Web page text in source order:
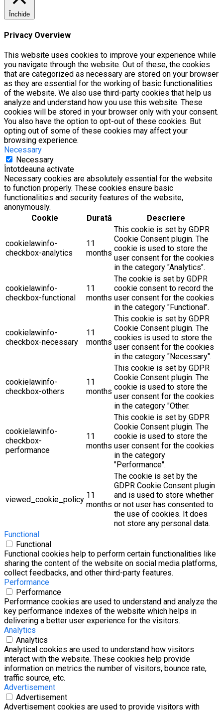
Închide
Privacy Overview
This website uses cookies to improve your experience while
you navigate through the website. Out of these, the cookies
that are categorized as necessary are stored on your browser
as they are essential for the working of basic functionalities
of the website. We also use third-party cookies that help us
analyze and understand how you use this website. These
cookies will be stored in your browser only with your consent.
You also have the option to opt-out of these cookies. But
opting out of some of these cookies may affect your
browsing experience.
Necessary
Necessary
Întotdeauna activate
Necessary cookies are absolutely essential for the website
to function properly. These cookies ensure basic
functionalities and security features of the website,
anonymously.
Cookie
Durată Descriere
cookielawinfo-
checkbox-analytics
11
months
This cookie is set by GDPR
Cookie Consent plugin. The
cookie is used to store the
user consent for the cookies
in the category "Analytics".
cookielawinfo-
checkbox-functional
11
months
The cookie is set by GDPR
cookie consent to record the
user consent for the cookies
in the category "Functional".
cookielawinfo-
checkbox-necessary
11
months
This cookie is set by GDPR
Cookie Consent plugin. The
cookies is used to store the
user consent for the cookies
in the category "Necessary".
cookielawinfo-
checkbox-others
11
months
This cookie is set by GDPR
Cookie Consent plugin. The
cookie is used to store the
user consent for the cookies
in the category "Other.
cookielawinfo-
checkbox-
performance
11
months
This cookie is set by GDPR
Cookie Consent plugin. The
cookie is used to store the
user consent for the cookies
in the category
"Performance".
viewed_cookie_policy 11
months
The cookie is set by the
GDPR Cookie Consent plugin
and is used to store whether
or not user has consented to
the use of cookies. It does
not store any personal data.
Functional
Functional
Functional cookies help to perform certain functionalities like
sharing the content of the website on social media platforms,
collect feedbacks, and other third-party features.
Performance
Performance
Performance cookies are used to understand and analyze the
key performance indexes of the website which helps in
delivering a better user experience for the visitors.
Analytics
Analytics
Analytical cookies are used to understand how visitors
interact with the website. These cookies help provide
information on metrics the number of visitors, bounce rate,
traffic source, etc.
Advertisement
Advertisement
Advertisement cookies are used to provide visitors with